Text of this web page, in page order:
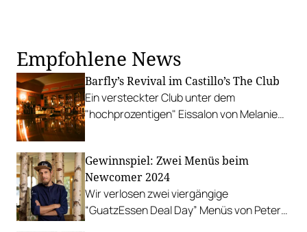
Empfohlene News
Barfly’s Revival im Castillo’s The Club
Ein versteckter Club unter dem
"hochprozentigen" Eissalon von Melanie
Gewinnspiel: Zwei Menüs beim
Newcomer 2024
Wir verlosen zwei viergängige
“GuatzEssen Deal Day” Menüs von Peter